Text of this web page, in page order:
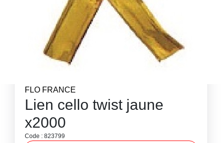
FLO FRANCE
Lien cello twist jaune
x2000
Code : 823799